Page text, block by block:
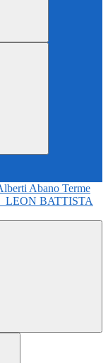
LEON BATTISTA